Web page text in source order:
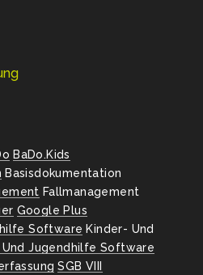
BaDo.Kids
Basisdokumentation
Fallmanagement
Google Plus
Software Kinder- Und
Und Jugendhilfe Software
SGB VIII